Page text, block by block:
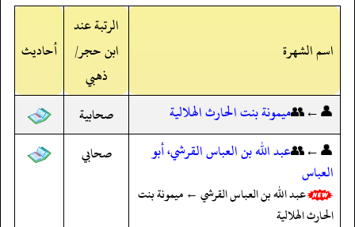
اسم الشهرة
الرتبة عند
ابن حجر/
ذهبي
أحاديث
👤←👥ميمونة بنت الحارث الهلالية
صحابية
👤←👥عبد الله بن العباس القرشي، أبو
العباس
عبد الله بن العباس القرشي ← ميمونة بنت
الحارث الهلالية
صحابي